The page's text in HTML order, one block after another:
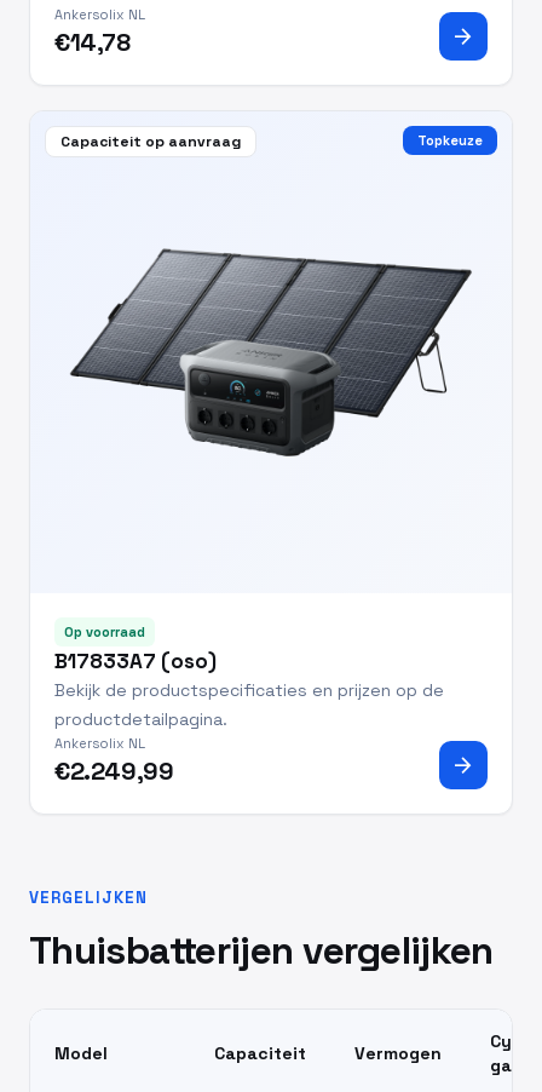
Ankersolix NL
€14,78 arrow_forward
Capaciteit op aanvraag Topkeuze
Op voorraad
B17833A7 (oso)
Bekijk de productspecificaties en prijzen op de
productdetailpagina.
Ankersolix NL
€2.249,99 arrow_forward
VERGELIJKEN
Thuisbatterijen vergelijken
Model Capaciteit Vermogen
Cycli /